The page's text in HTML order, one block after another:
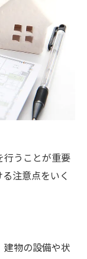
行うことが重要
注意点をいく
建物の設備や状